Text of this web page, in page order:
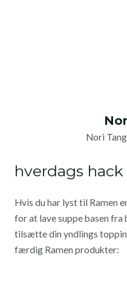
Nori
hverdags hack
Hvis du har lyst til Ramen
for at lave suppe basen
tilsætte din yndlings
færdig Ramen produkter: